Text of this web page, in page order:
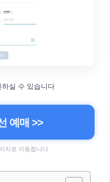
실 수 있습니다
예매 >>
지로 이동합니다